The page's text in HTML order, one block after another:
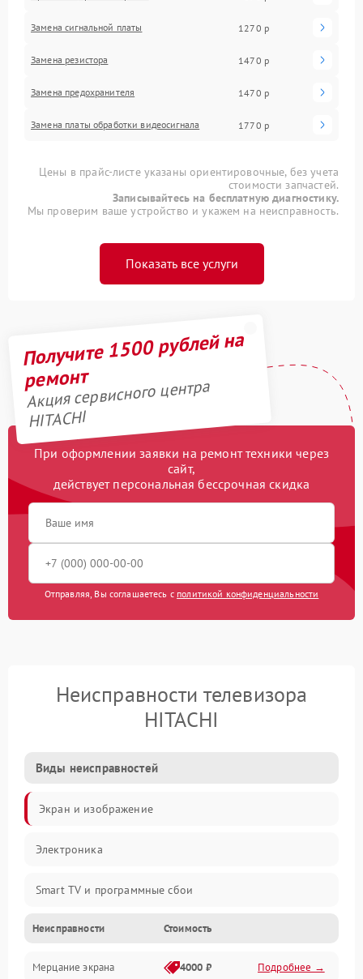
Замена сигнальной платы 1270 р
Замена резистора 1470 р
Замена предохранителя 1470 р
Замена платы обработки видеосигнала 1770 р
Цены в прайс-листе указаны ориентировочные, без учета
стоимости запчастей.
Записывайтесь на бесплатную диагностику.
Мы проверим ваше устройство и укажем на неисправность.
Показать все услуги
Получите 1500 рублей на
ремонт
Акция сервисного центра
HITACHI
При оформлении заявки на ремонт техники через
сайт,
действует персональная бессрочная скидка
Отправляя, Вы соглашаетесь с политикой конфиденциальности
Неисправности телевизора
HITACHI
Виды неисправностей
Экран и изображение
Электроника
Smart TV и программные сбои
Питание и запуск
Подсветка и LED-модули
Неисправности Стоимость
Мерцание экрана 4000 ₽ Подробнее →